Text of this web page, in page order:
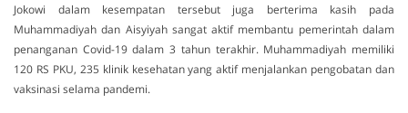
Jokowi dalam kesempatan tersebut juga berterima kasih pada
Muhammadiyah dan Aisyiyah sangat aktif membantu pemerintah dalam
penanganan Covid-19 dalam 3 tahun terakhir. Muhammadiyah memiliki
120 RS PKU, 235 klinik kesehatan yang aktif menjalankan pengobatan dan
vaksinasi selama pandemi.